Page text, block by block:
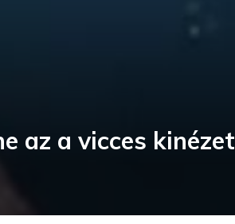
az a vicces